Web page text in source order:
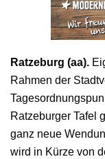
Ratzeburg (aa).
Rahmen der
Ratzeburger Tafel
ganz neue
wird in Kürze von